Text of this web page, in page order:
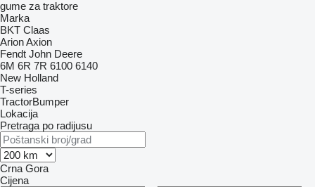
gume za traktore
Marka
BKT Claas
ArionAxion
Fendt John Deere
6M 6R 7R 6100 6140
New Holland
T-series
TractorBumper
Lokacija
Pretraga po radijusu
Crna Gora
Cijena